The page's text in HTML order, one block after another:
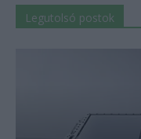
Legutolsó postok